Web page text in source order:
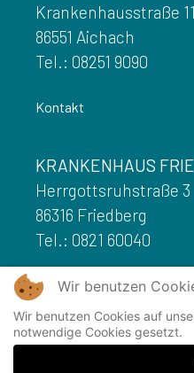
Krankenhausstraße
86551 Aichach
Tel.: 08251 9090
Kontakt
KRANKENHAUS
Herrgottsruhstraße 3
86316 Friedberg
Tel.: 0821 60040
KontaktWir benutzen
Wir benutzen Cookies auf
notwendige Cookies gesetzt.